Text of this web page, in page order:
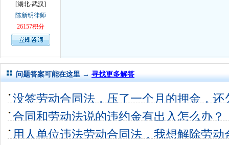
[湖北-武汉]
陈新明律师
26157积分
问题答案可能在这里 → 寻找更多解答
没签劳动合同法，压了一个月的押金，
我该怎么办 4个回答 0
合同和劳动法说的违约金有出入怎么办？
用人单位违法劳动合同法，我想解除劳